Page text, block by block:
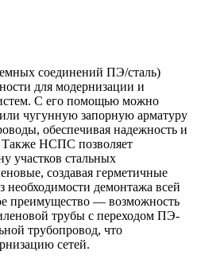
соединений ПЭ/сталь)
для модернизации и
С его помощью можно
чугунную запорную арматуру
обеспечивая надежность и
Также НСПС позволяет
участков стальных
создавая герметичные
необходимости демонтажа всей
преимущество — возможность
трубы с переходом ПЭ-
трубопровод, что
сетей.